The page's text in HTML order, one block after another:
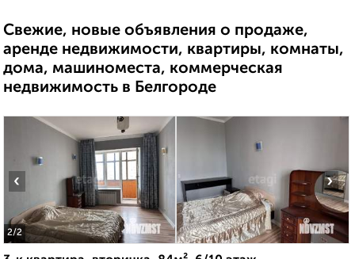
Свежие, новые объявления о продаже,
аренде недвижимости, квартиры, комнаты,
дома, машиноместа, коммерческая
недвижимость в Белгороде
2/2
‹ ›